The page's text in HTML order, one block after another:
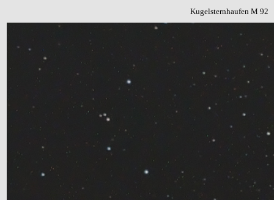
Kugelsternhaufen M 92